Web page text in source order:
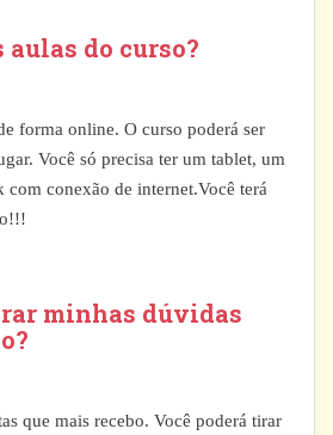
aulas do curso?
forma online. O curso poderá ser
Você só precisa ter um tablet, um
conexão de internet.Você terá
minhas dúvidas
que mais recebo. Você poderá tirar